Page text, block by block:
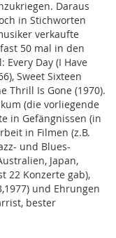
Daraus
in Stichworten
verkaufte
50 mal in den
Every Day (I Have
Sweet Sixteen
Thrill Is Gone (1970).
(die vorliegende
in Gefängnissen (in
in Filmen (z.B.
und Blues-
Japan,
22 Konzerte gab),
und Ehrungen
bester